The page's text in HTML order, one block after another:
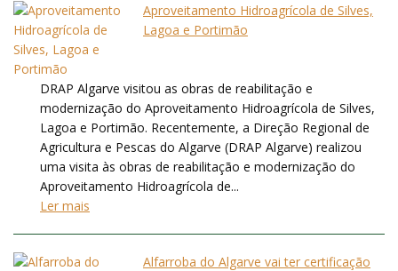
Aproveitamento Hidroagrícola de Silves,
Lagoa e Portimão
DRAP Algarve visitou as obras de reabilitação e
modernização do Aproveitamento Hidroagrícola de Silves,
Lagoa e Portimão. Recentemente, a Direção Regional de
Agricultura e Pescas do Algarve (DRAP Algarve) realizou
uma visita às obras de reabilitação e modernização do
Aproveitamento Hidroagrícola de...
Ler mais
Alfarroba do Algarve vai ter certificação